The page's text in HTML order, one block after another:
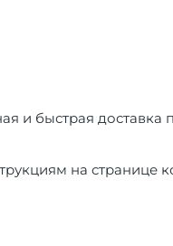
и быстрая доставка
на странице